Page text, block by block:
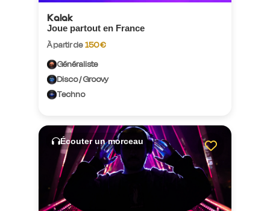
Kalak
Joue partout en France
À partir de 150 €
Généraliste
Disco / Groovy
Techno
Écouter un morceau